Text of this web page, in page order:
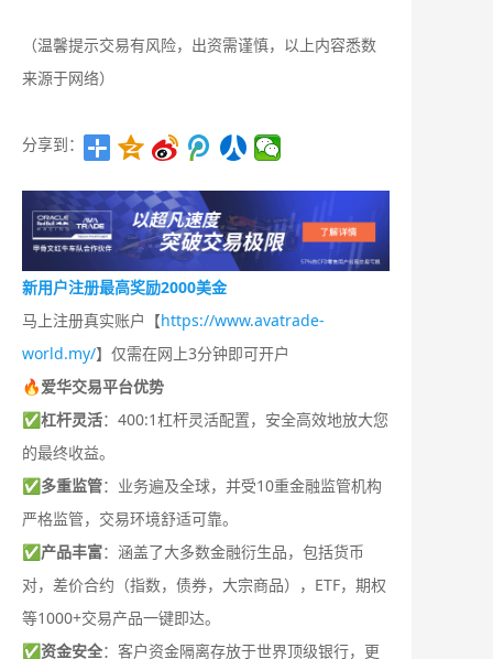
（温馨提示交易有风险，出资需谨慎，以上内容悉数
来源于网络）
分享到：
新用户注册最高奖励2000美金
马上注册真实账户【https://www.avatrade-
world.my/】仅需在网上3分钟即可开户
🔥爱华交易平台优势
✅杠杆灵活：400:1杠杆灵活配置，安全高效地放大您
的最终收益。
✅多重监管：业务遍及全球，并受10重金融监管机构
严格监管，交易环境舒适可靠。
✅产品丰富：涵盖了大多数金融衍生品，包括货币
对，差价合约（指数，债券，大宗商品），ETF，期权
等1000+交易产品一键即达。
✅资金安全：客户资金隔离存放于世界顶级银行，更